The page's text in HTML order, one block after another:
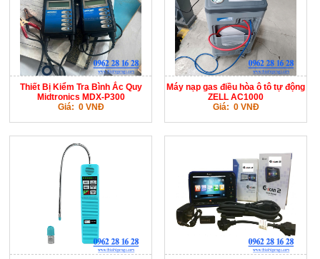
Thiết Bị Kiểm Tra Bình Ắc Quy
Midtronics MDX-P300
Giá: 0 VNĐ
Máy nạp gas điều hòa ô tô tự động
ZELL AC1000
Giá: 0 VNĐ